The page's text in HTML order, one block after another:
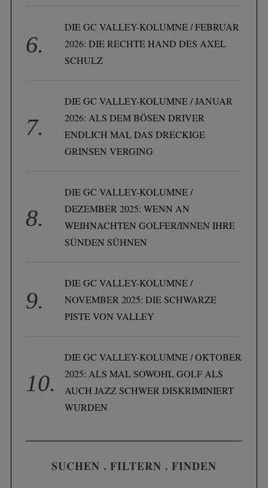
DIE GC VALLEY-KOLUMNE / FEBRUAR
2026: DIE RECHTE HAND DES AXEL
SCHULZ
DIE GC VALLEY-KOLUMNE / JANUAR
2026: ALS DEM BÖSEN DRIVER
ENDLICH MAL DAS DRECKIGE
GRINSEN VERGING
DIE GC VALLEY-KOLUMNE /
DEZEMBER 2025: WENN AN
WEIHNACHTEN GOLFER/INNEN IHRE
SÜNDEN SÜHNEN
DIE GC VALLEY-KOLUMNE /
NOVEMBER 2025: DIE SCHWARZE
PISTE VON VALLEY
DIE GC VALLEY-KOLUMNE / OKTOBER
2025: ALS MAL SOWOHL GOLF ALS
AUCH JAZZ SCHWER DISKRIMINIERT
WURDEN
SUCHEN . FILTERN . FINDEN